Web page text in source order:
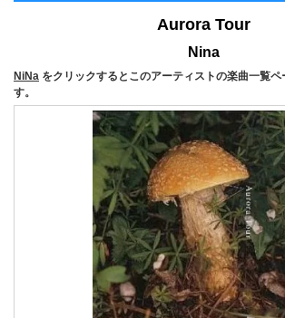
Aurora Tour
Nina
NiNa をクリックするとこのアーティストの楽曲一覧ペ
す。